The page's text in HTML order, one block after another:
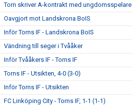
Torn skriver A-kontrakt med ungdomsspelare
Oavgjort mot Landskrona BoIS
Inför Torns IF - Landskrona BoIS
Vändning till seger i Tvååker
Inför Tvååkers IF - Torns IF
Torns IF - Utsikten, 4-0 (3-0)
Inför Torns IF - Utsikten
FC Linköping City - Torns IF, 1-1 (1-1)